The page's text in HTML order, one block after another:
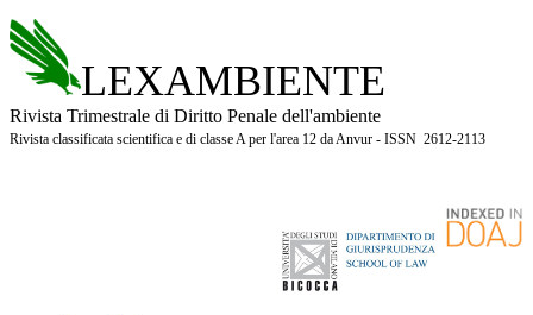
LEXAMBIENTE
Rivista Trimestrale di Diritto Penale dell'ambiente
Rivista classificata scientifica e di classe A per l'area 12 da Anvur - ISSN 2612-2113